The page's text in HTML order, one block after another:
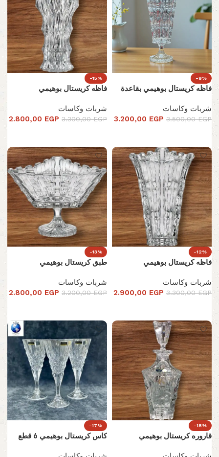
-9%
فاظه كريستال بوهيمي بقاعدة
شربات وكاسات
3.500,00EGP
3.200,00 EGP
-15%
فاظه كريستال بوهيمي
شربات وكاسات
3.300,00EGP
2.800,00 EGP
-12%
فاظه كريستال بوهيمي
شربات وكاسات
3.300,00EGP
2.900,00 EGP
-13%
طبق كريستال بوهيمي
شربات وكاسات
3.200,00EGP
2.800,00 EGP
-18%
قاروره كريستال بوهيمي
-17%
كاس كريستال بوهيمي 6 قطع